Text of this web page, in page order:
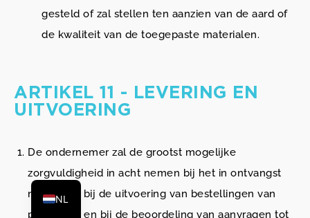
gesteld of zal stellen ten aanzien van de aard of
de kwaliteit van de toegepaste materialen.
ARTIKEL 11 - LEVERING EN
UITVOERING
De ondernemer zal de grootst mogelijke
zorgvuldigheid in acht nemen bij het in ontvangst
nemen en bij de uitvoering van bestellingen van
producten en bij de beoordeling van aanvragen tot
NL